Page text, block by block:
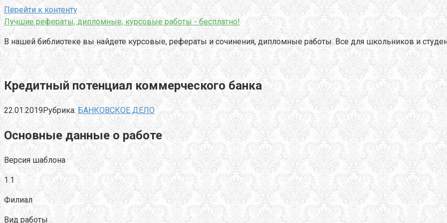
Перейти к контенту
Лучшие рефераты, дипломные, курсовые работы - бесплатно!
В нашей библиотеке вы найдете курсовые, рефераты и сочинения, дипломные работы. Все для школьников и
Кредитный потенциал коммерческого банка
22.01.2019Рубрика: БАНКОВСКОЕ ДЕЛО
Основные данные о работе
Версия шаблона
1.1
Филиал
Вид работы